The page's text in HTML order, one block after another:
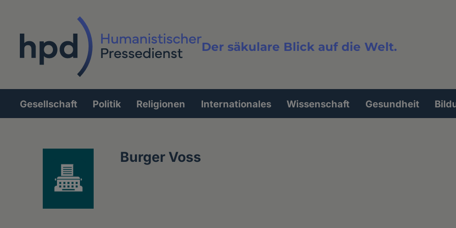
Der säkulare Blick auf die Welt.
Volltextsuche
Hauptnavigation
Gesellschaft Politik Religionen Internationales Wissenschaft Gesundheit
Burger Voss